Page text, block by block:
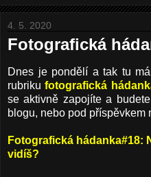
4. 5. 2020
Fotografická
Dnes je pondělí a tak tu
rubrikufotografická
se aktivně zapojíte a
blogu, nebo pod příspěvkem
Fotografická hádanka#18:
vidíš?